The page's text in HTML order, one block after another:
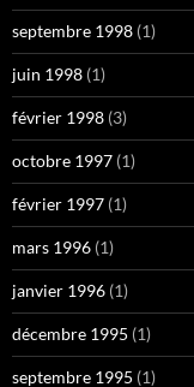
septembre 1998 (1)
juin 1998 (1)
février 1998 (3)
octobre 1997 (1)
février 1997 (1)
mars 1996 (1)
janvier 1996 (1)
décembre 1995 (1)
septembre 1995 (1)